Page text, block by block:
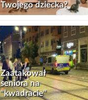
Twojego dziecka?
Zaatakował
seniora na
"kwadracie"